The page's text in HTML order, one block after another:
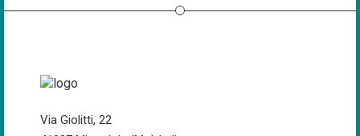
Via Giolitti, 22